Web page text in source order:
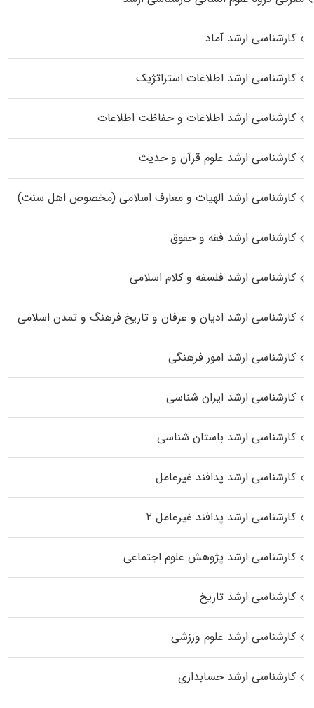
کارشناسی ارشد آماد
کارشناسی ارشد اطلاعات استراتژیک
کارشناسی ارشد اطلاعات و حفاظت اطلاعات
کارشناسی ارشد علوم قرآن و حدیث
کارشناسی ارشد الهیات و معارف اسلامی (مخصوص اهل سنت)
کارشناسی ارشد فقه و حقوق
کارشناسی ارشد فلسفه و کلام اسلامی
کارشناسی ارشد ادیان و عرفان و تاریخ فرهنگ و تمدن اسلامی
کارشناسی ارشد امور فرهنگی
کارشناسی ارشد ایران شناسی
کارشناسی ارشد باستان شناسی
کارشناسی ارشد پدافند غیرعامل
کارشناسی ارشد پدافند غیرعامل ۲
کارشناسی ارشد پژوهش علوم اجتماعی
کارشناسی ارشد تاریخ
کارشناسی ارشد علوم ورزشی
کارشناسی ارشد حسابداری